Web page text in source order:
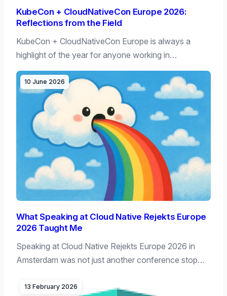
KubeCon + CloudNativeCon Europe 2026:
Reflections from the Field
KubeCon + CloudNativeCon Europe is always a
highlight of the year for anyone working in…
10 June 2026
What Speaking at Cloud Native Rejekts Europe
2026 Taught Me
Speaking at Cloud Native Rejekts Europe 2026 in
Amsterdam was not just another conference stop…
13 February 2026